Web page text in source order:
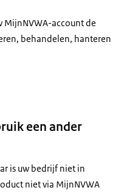
MijnNVWA-account de
behandelen, hanteren
een ander
is uw bedrijf niet in
niet via MijnNVWA